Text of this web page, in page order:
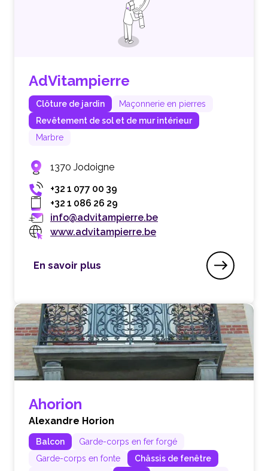
AdVitampierre
Clôture de jardin
Maçonnerie en pierres
Revêtement de sol et de mur intérieur
Marbre
1370 Jodoigne
+32 1 077 00 39
+32 1 086 26 29
info@advitampierre.be
www.advitampierre.be
En savoir plus
AdVitampierre
Ahorion
Alexandre Horion
Balcon
Garde-corps en fer forgé
Garde-corps en fonte
Châssis de fenêtre